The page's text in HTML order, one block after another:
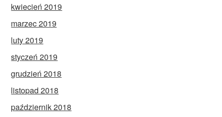
kwiecień 2019
marzec 2019
luty 2019
styczeń 2019
grudzień 2018
listopad 2018
październik 2018